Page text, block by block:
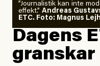
”Journalistik kan inte
effekt.” Andreas
ETC. Foto: Magnus
Dagens
granskar